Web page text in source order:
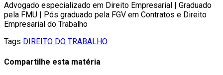
Advogado especializado em Direito Empresarial | Graduado
pela FMU | Pós graduado pela FGV em Contratos e Direito
Empresarial do Trabalho
Tags DIREITO DO TRABALHO
Compartilhe esta matéria